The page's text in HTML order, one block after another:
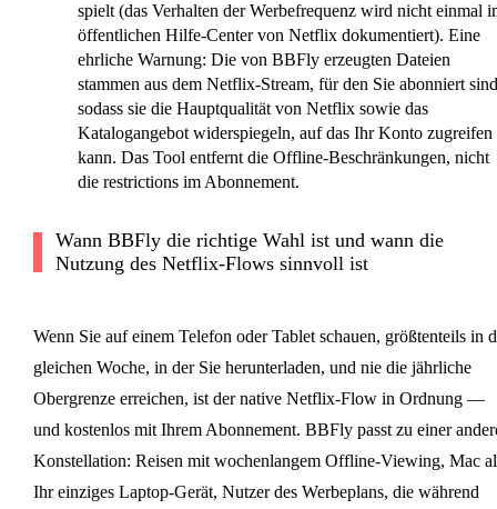
spielt (das Verhalten der Werbefrequenz wird nicht einmal
öffentlichen Hilfe-Center von Netflix dokumentiert). Eine
ehrliche Warnung: Die von BBFly erzeugten Dateien
stammen aus dem Netflix-Stream, für den Sie abonniert
sodass sie die Hauptqualität von Netflix sowie das
Katalogangebot widerspiegeln, auf das Ihr Konto zugreifen
kann. Das Tool entfernt die Offline-Beschränkungen, nicht
die restrictions im Abonnement.
Wann BBFly die richtige Wahl ist und wann die
Nutzung des Netflix-Flows sinnvoll ist
Wenn Sie auf einem Telefon oder Tablet schauen, größtenteils in
gleichen Woche, in der Sie herunterladen, und nie die jährliche
Obergrenze erreichen, ist der native Netflix-Flow in Ordnung —
und kostenlos mit Ihrem Abonnement. BBFly passt zu einer
Konstellation: Reisen mit wochenlangem Offline-Viewing, Mac
Ihr einziges Laptop-Gerät, Nutzer des Werbeplans, die während